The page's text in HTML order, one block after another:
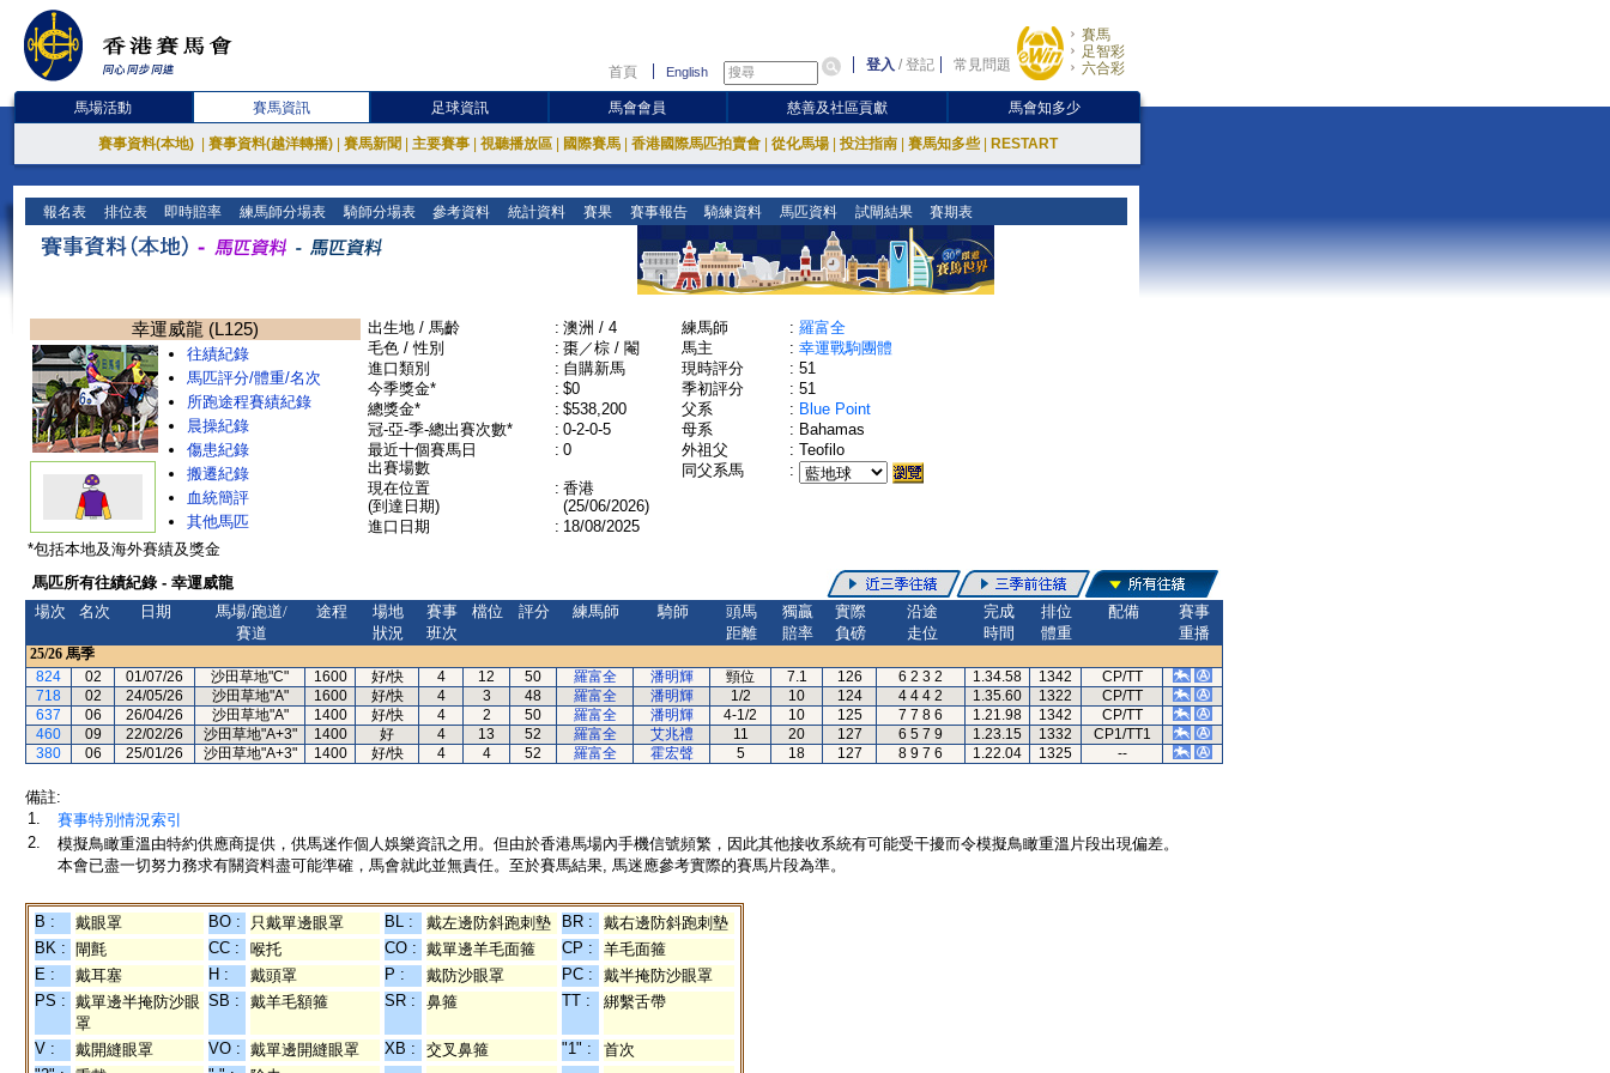
首頁 English 登入 /登記 常見問題
賽馬
足智彩
六合彩
馬場活動 賽馬資訊 足球資訊 馬會會員 慈善及社區貢獻 馬會知多少
賽事資料(本地) 賽事資料(越洋轉播) 賽馬新聞 主要賽事 視聽播放區 國際賽馬 香港國際馬匹拍賣會 從化馬場 投注指南 賽馬知多些 RESTART
報名表 排位表 即時賠率 練馬師分場表 騎師分場表 參考資料 統計資料 賽果 賽事報告 騎練資料 馬匹資料 試閘結果 賽期表
幸運威龍 (L125)
往績紀錄
馬匹評分/體重/名次
所跑途程賽績紀錄
晨操紀錄
傷患紀錄
搬遷紀錄
血統簡評
其他馬匹
出生地 / 馬齡 : 澳洲 / 4
毛色 / 性別
: 棗／棕 / 閹
進口類別
: 自購新馬
今季獎金*
: $0
總獎金*
: $538,200
冠-亞-季-總出賽次數*
: 0-2-0-5
最近十個賽馬日
出賽場數
: 0
現在位置
(到達日期)
: 香港
(25/06/2026)
進口日期
: 18/08/2025
練馬師 : 羅富全
馬主
: 幸運戰駒團體
現時評分
: 51
季初評分
: 51
父系
: Blue Point
母系
: Bahamas
外祖父
: Teofilo
同父系馬
:
*包括本地及海外賽績及獎金
馬匹所有往績紀錄 - 幸運威龍
場次
名次 日期
馬場/跑道/
賽道
途程
場地
狀況
賽事
班次
檔位 評分 練馬師 騎師
頭馬
距離
獨贏
賠率
實際
負磅
沿途
走位
完成
時間
排位
體重
配備
賽事
重播
25/26 馬季
824
02 01/07/26 沙田草地"C" 1600 好/快 4 12 50 羅富全 潘明輝 頸位 7.1 126 6 2 3 2 1.34.58 1342
CP/TT
718
02 24/05/26 沙田草地"A" 1600 好/快 4 3 48 羅富全 潘明輝 1/2 10 124 4 4 4 2 1.35.60 1322
CP/TT
637
06 26/04/26 沙田草地"A" 1400 好/快 4 2 50 羅富全 潘明輝 4-1/2 10 125 7 7 8 6 1.21.98 1342
CP/TT
460
09 22/02/26 沙田草地"A+3" 1400 好 4 13 52 羅富全 艾兆禮 11 20 127 6 5 7 9 1.23.15 1332
CP1/TT1
380
06 25/01/26 沙田草地"A+3" 1400 好/快 4 4 52 羅富全 霍宏聲 5 18 127 8 9 7 6 1.22.04 1325 --
備註:
1.
賽事特別情況索引
2.
模擬鳥瞰重溫由特約供應商提供，供馬迷作個人娛樂資訊之用。但由於香港馬場內手機信號頻繁，因此其他接收系統有可能受干擾而令模擬鳥瞰重溫片段出現偏差。
本會已盡一切努力務求有關資料盡可能準確，馬會就此並無責任。至於賽馬結果, 馬迷應參考實際的賽馬片段為準。
B : 戴眼罩 BO : 只戴單邊眼罩 BL : 戴左邊防斜跑刺墊 BR :
戴右邊防斜跑刺墊
BK :
閘氈 CC : 喉托 CO : 戴單邊羊毛面箍 CP :
羊毛面箍
E :
戴耳塞 H : 戴頭罩 P : 戴防沙眼罩 PC :
戴半掩防沙眼罩
PS : 戴單邊半掩防沙眼
罩
SB : 戴羊毛額箍 SR : 鼻箍 TT : 綁繫舌帶
V : 戴開縫眼罩 VO : 戴單邊開縫眼罩 XB : 交叉鼻箍 "1" :
首次